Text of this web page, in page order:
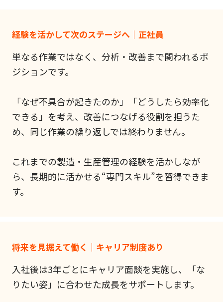
経験を活かして次のステージへ｜正社員
単なる作業ではなく、分析・改善まで関われるポ
ジションです。
「なぜ不具合が起きたのか」「どうしたら効率化
できる」を考え、改善につなげる役割を担うた
め、同じ作業の繰り返しでは終わりません。
これまでの製造・生産管理の経験を活かしなが
ら、長期的に活かせる“専門スキル”を習得できま
す。
将来を見据えて働く｜キャリア制度あり
入社後は3年ごとにキャリア面談を実施し、「な
りたい姿」に合わせた成長をサポートします。